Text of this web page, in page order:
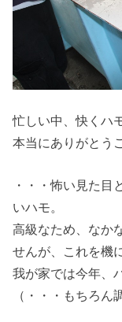
忙しい中、快くハ
本当にありがとう
・・・怖い見た目
いハモ。
高級なため、なか
せんが、これを機
我が家では今年、
（・・・もちろん